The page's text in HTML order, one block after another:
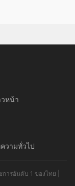
หน้า
วามทั่วไป
ารอันดับ 1 ของไทย |